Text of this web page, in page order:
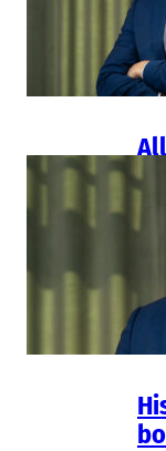
det.